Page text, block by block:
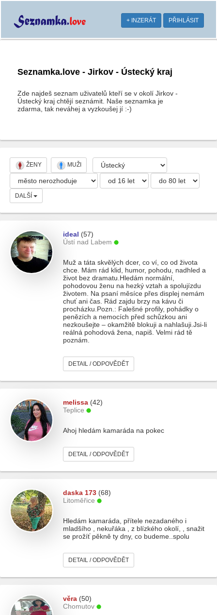
+ INZERÁT PŘIHLÁSIT
Seznamka.love - Jirkov - Ústecký kraj
Zde najdeš seznam uživatelů kteří se v okolí Jirkov -
Ústecký kraj chtějí seznámit. Naše seznamka je
zdarma, tak neváhej a vyzkoušej jí :-)
ŽENY MUŽI
DALŠÍ
ideal (57)
Ústí nad Labem
Muž a táta skvělých dcer, co ví, co od života
chce. Mám rád klid, humor, pohodu, nadhled a
život bez dramatu.Hledám normální,
pohodovou ženu na hezký vztah a spolujízdu
životem. Na psaní měsíce přes displej nemám
chuť ani čas. Rád zajdu brzy na kávu či
procházku.Pozn.: Falešné profily, pohádky o
penězích a nemocích před schůzkou ani
nezkoušejte – okamžitě blokuji a nahlašuji.Jsi-li
reálná pohodová žena, napiš. Velmi rád tě
poznám.
DETAIL / ODPOVĚDĚT
melissa (42)
Teplice
Ahoj hledám kamaráda na pokec
DETAIL / ODPOVĚDĚT
daska 173 (68)
Litoměřice
Hledám kamaráda, přítele nezadaného i
mladšího , nekuřáka , z blízkého okolí, , snažit
se prožíť pěkně ty dny, co budeme..spolu
DETAIL / ODPOVĚDĚT
věra (50)
Chomutov